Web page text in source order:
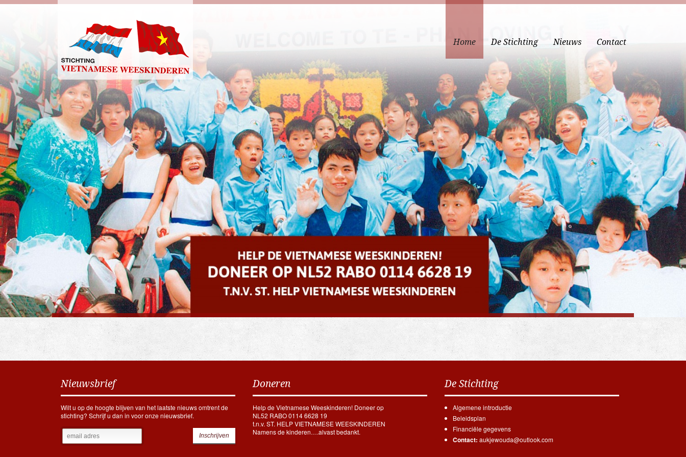
Home De Stichting Nieuws Contact
Nieuwsbrief
Wilt u op de hoogte blijven van het laatste nieuws omtrent de
stichting? Schrijf u dan in voor onze nieuwsbrief.
Doneren
Help de Vietnamese Weeskinderen! Doneer op
NL52 RABO 0114 6628 19
t.n.v. ST. HELP VIETNAMESE WEESKINDEREN
Namens de kinderen….alvast bedankt.
De Stichting
Algemene introductie
Beleidsplan
Financiële gegevens
Contact: aukjewouda@outlook.com